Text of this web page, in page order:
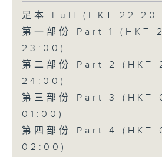
足本 Full (HKT
第一部份 Part 1 (HKT
23:00)
第二部份 Part 2 (HKT
24:00)
第三部份 Part 3 (HKT
01:00)
第四部份 Part 4 (HKT
02:00)